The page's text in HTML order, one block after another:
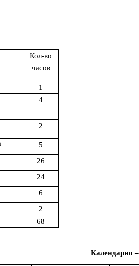
Кол-во
часов
1
4
2
5
26
24
6
2
68
Календарно